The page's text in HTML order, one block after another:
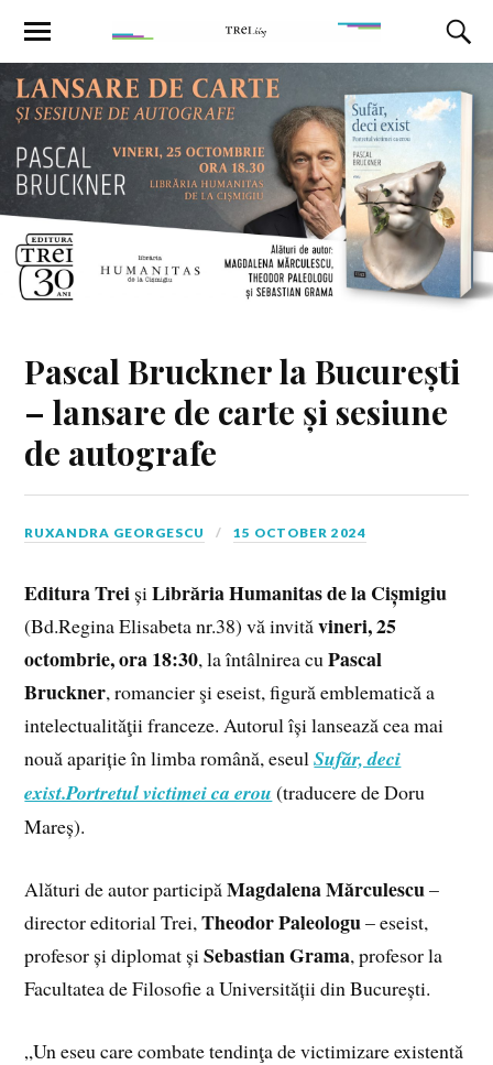
Pascal Bruckner la București
– lansare de carte și sesiune
de autografe
RUXANDRA GEORGESCU 15 OCTOBER 2024
Editura Trei șiLibrăria Humanitas de la Cișmigiu
(Bd.Regina Elisabeta nr.38) vă invităvineri, 25
octombrie, ora 18:30, la întâlnirea cuPascal
Bruckner, romancier şi eseist, figură emblematică a
intelectualităţii franceze. Autorul își lansează cea mai
nouă apariție în limba română, eseulSufăr, deci
exist.Portretul victimei ca erou (traducere de Doru
Mareș).
Alături de autor participăMagdalena Mărculescu–
director editorial Trei,Theodor Paleologu– eseist,
profesor și diplomat șiSebastian Grama, profesor la
Facultatea de Filosofie a Universității din București.
„Un eseu care combate tendinţa de victimizare existentă